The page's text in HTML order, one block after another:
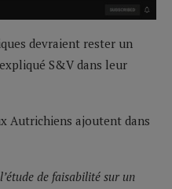
devraient rester un
S&V dans leur
Autrichiens ajoutent dans
de faisabilité sur un